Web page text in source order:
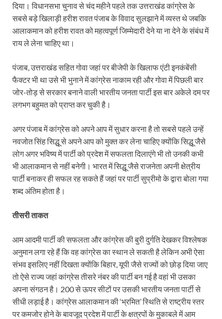
दिया। विधानसभा चुनाव से चंद महीने पहले तक उत्तराखंड कांग्रेस के
सबसे बड़े खिलाड़ी हरीश रावत पंजाब के विवाद सुलझाने में व्यस्त थे जबकि
आलाकमान को हरीश रावत को महत्वपूर्ण जिम्मेदारी देने या ना देने के संबंध में
राय ले लेना चाहिए था।
पंजाब, उत्तराखंड सहित गोवा जहां पर बीजेपी के खिलाफ एंटी इनकंबेंसी
फैक्टर भी था उसे भी भुनाने में कांग्रेस नाकाम रही और गोवा में पिछली बार
जोर-तोड़ से सरकार बनाने वाली भारतीय जनता पार्टी इस बार अकेले दम पर
लगभग बहुमत को प्राप्त कर चुकी है।
अगर पंजाब में कांग्रेस को अपने आप में सुधार करना है तो सबसे पहले उन्हें
नवजोत सिंह सिद्धू से अपने आप को मुक्त कर लेना चाहिए क्योंकि सिद्धू जैसे
लोग अगर भविष्य में पार्टी को प्रदेश में सफलता दिलाएंगे भी तो उनकी कभी
भी आलाकमान से नहीं बनेगी। भारत में सिद्धू जैसे राजनेता अपनी क्षेत्रीय
पार्टी बनाकर ही सफल रह सकते हैं जहां पर पार्टी सुप्रीमो के द्वारा बोला गया
शब्द अंतिम होता है।
तीसरी ताकत
आम आदमी पार्टी की सफलता और कांग्रेस की बुरी दुर्गति देखकर विश्लेषक
अनुमान लगा रहे हैं कि वह कांग्रेस का स्थान ले सकती है लेकिन अभी ऐसा
संभव इसलिए नहीं दिखता क्योंकि बिहार, यूपी जैसे राज्यों को छोड़ दिया जाए
तो ऐसे राज्य जहां कांग्रेस तीसरे नंबर की पार्टी बन गई है वहां भी उसका
अपना संगठन है। 200 से ऊपर सीटों पर उसकी भारतीय जनता पार्टी से
सीधी लड़ाई है। कांग्रेस आलाकमान की ‘भ्रमित’ स्थिति से राष्ट्रीय स्तर
पर कमजोर होने के बावजूद प्रदेश में पार्टी के क्षत्रपों के मुकाबले में आम